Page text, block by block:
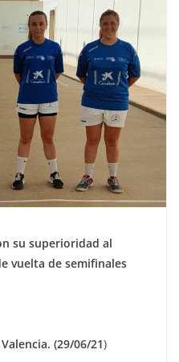
su superioridad al
vuelta de semifinales
Valencia. (29/06/21)